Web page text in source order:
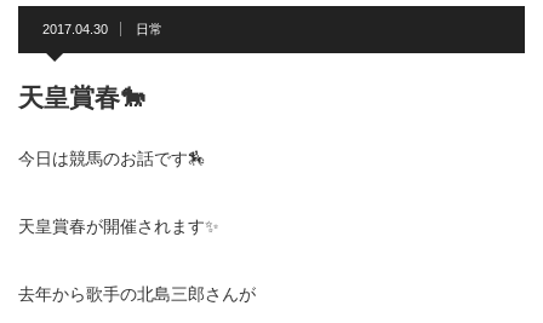
2017.04.30 日常
天皇賞春🐎
今日は競馬のお話です🏇
天皇賞春が開催されます✨
去年から歌手の北島三郎さんが